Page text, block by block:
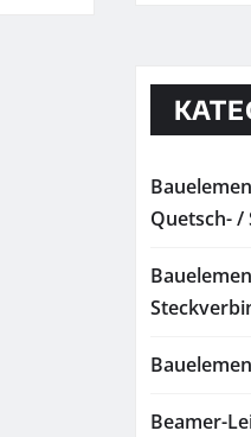
Quetsch-
Beamer-